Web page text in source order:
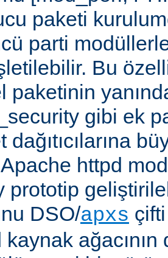
paketi
parti
Bu
paketinin
gibi ek
dağıtıcılarına
httpd
prototip
DSO/apxs
kaynak ağacının